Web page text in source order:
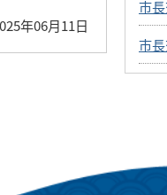
年06月11日
市
市